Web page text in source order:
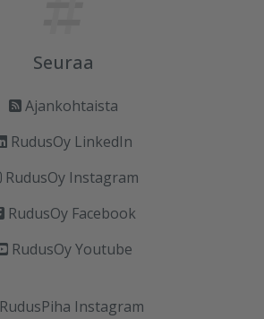
Seuraa
Ajankohtaista
RudusOy LinkedIn
RudusOy Instagram
RudusOy Facebook
RudusOy Youtube
RudusPiha Instagram